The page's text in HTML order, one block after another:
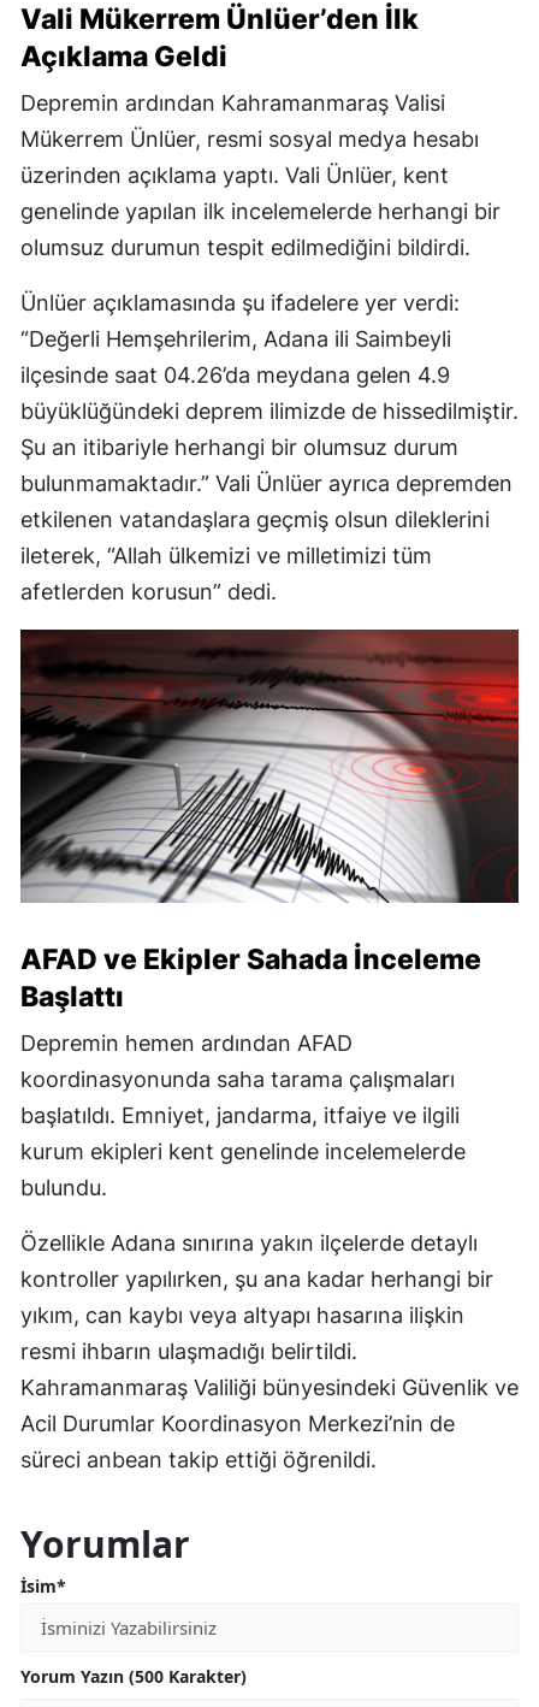
Vali Mükerrem Ünlüer’den İlk
Açıklama Geldi
Depremin ardından Kahramanmaraş Valisi
Mükerrem Ünlüer, resmi sosyal medya hesabı
üzerinden açıklama yaptı. Vali Ünlüer, kent
genelinde yapılan ilk incelemelerde herhangi bir
olumsuz durumun tespit edilmediğini bildirdi.
Ünlüer açıklamasında şu ifadelere yer verdi:
“Değerli Hemşehrilerim, Adana ili Saimbeyli
ilçesinde saat 04.26’da meydana gelen 4.9
büyüklüğündeki deprem ilimizde de hissedilmiştir.
Şu an itibariyle herhangi bir olumsuz durum
bulunmamaktadır.” Vali Ünlüer ayrıca depremden
etkilenen vatandaşlara geçmiş olsun dileklerini
ileterek, “Allah ülkemizi ve milletimizi tüm
afetlerden korusun” dedi.
AFAD ve Ekipler Sahada İnceleme
Başlattı
Depremin hemen ardından AFAD
koordinasyonunda saha tarama çalışmaları
başlatıldı. Emniyet, jandarma, itfaiye ve ilgili
kurum ekipleri kent genelinde incelemelerde
bulundu.
Özellikle Adana sınırına yakın ilçelerde detaylı
kontroller yapılırken, şu ana kadar herhangi bir
yıkım, can kaybı veya altyapı hasarına ilişkin
resmi ihbarın ulaşmadığı belirtildi.
Kahramanmaraş Valiliği bünyesindeki Güvenlik ve
Acil Durumlar Koordinasyon Merkezi’nin de
süreci anbean takip ettiği öğrenildi.
Yorumlar
İsim*
Yorum Yazın (500 Karakter)